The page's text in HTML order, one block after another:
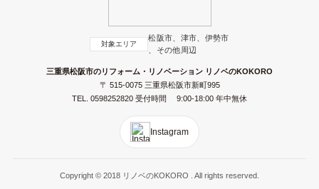
対象エリア
松阪市、津市、伊勢市
、その他周辺
三重県松阪市のリフォーム・リノベーション リノベのKOKORO
〒 515-0075 三重県松阪市新町995
TEL. 0598252820 受付時間 9:00-18:00 年中無休
Instagram
Copyright © 2018 リノベのKOKORO . All rights reserved.